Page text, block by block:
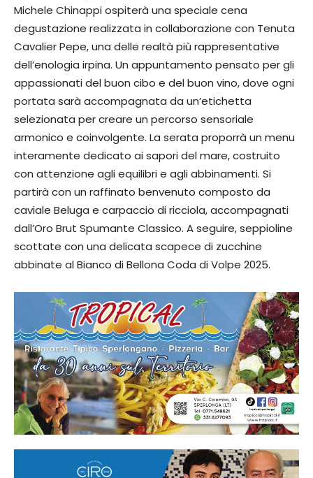
Michele Chinappi ospiterà una speciale cena
degustazione realizzata in collaborazione con Tenuta
Cavalier Pepe, una delle realtà più rappresentative
dell’enologia irpina. Un appuntamento pensato per gli
appassionati del buon cibo e del buon vino, dove ogni
portata sarà accompagnata da un’etichetta
selezionata per creare un percorso sensoriale
armonico e coinvolgente. La serata proporrà un menu
interamente dedicato ai sapori del mare, costruito
con attenzione agli equilibri e agli abbinamenti. Si
partirà con un raffinato benvenuto composto da
caviale Beluga e carpaccio di ricciola, accompagnati
dall’Oro Brut Spumante Classico. A seguire, seppioline
scottate con una delicata scapece di zucchine
abbinate al Bianco di Bellona Coda di Volpe 2025.